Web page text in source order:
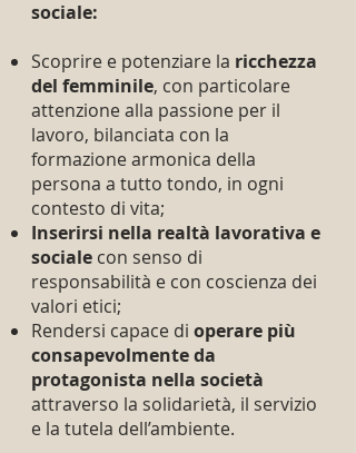
sociale:
Scoprire e potenziare la ricchezza
del femminile, con particolare
attenzione alla passione per il
lavoro, bilanciata con la
formazione armonica della
persona a tutto tondo, in ogni
contesto di vita;
Inserirsi nella realtà lavorativa e
sociale con senso di
responsabilità e con coscienza dei
valori etici;
Rendersi capace di operare più
consapevolmente da
protagonista nella società
attraverso la solidarietà, il servizio
e la tutela dell’ambiente.